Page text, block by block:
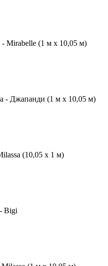
Mirabelle (1 м х 10,05 м)
- Джапанди (1 м х 10,05 м)
(10,05 х 1 м)
Bigi